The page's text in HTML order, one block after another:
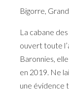
Bigorre,
La cabane
ouvert toute
Baronnies,
en 2019. Ne
une évidence